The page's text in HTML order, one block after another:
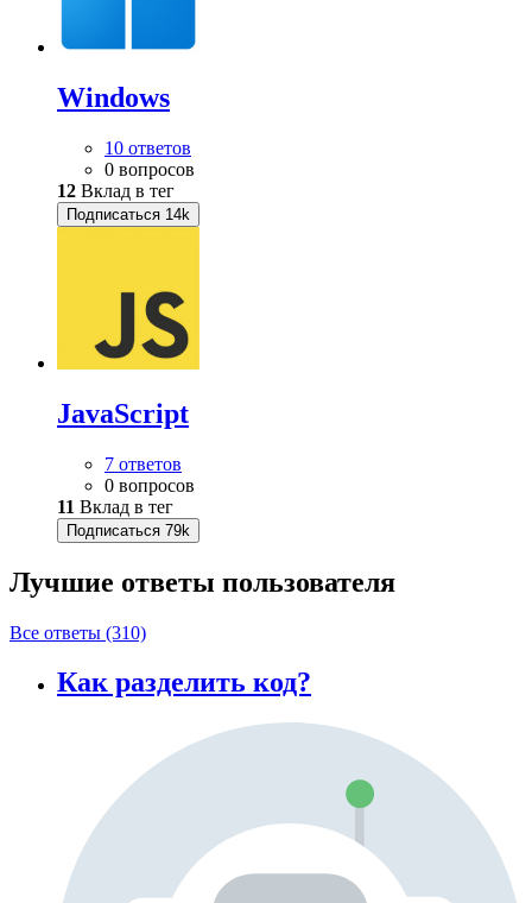
Windows
10 ответов
0 вопросов
12 Вклад в тег
Подписаться 14k
JavaScript
7 ответов
0 вопросов
11 Вклад в тег
Подписаться 79k
Лучшие ответы пользователя
Все ответы (310)
Как разделить код?